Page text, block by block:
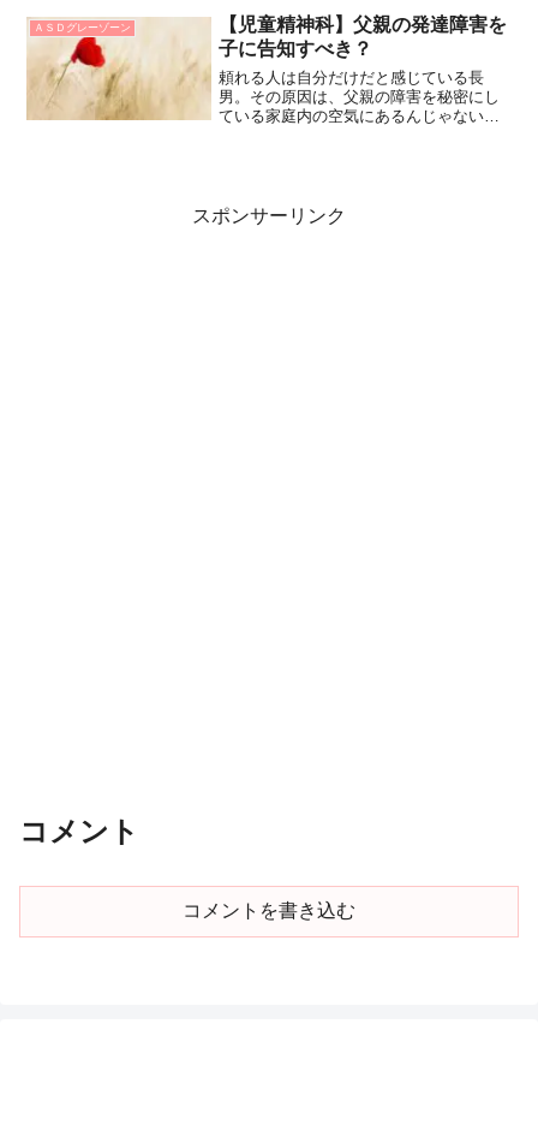
ＡＳＤグレーゾーン
【児童精神科】父親の発達障害を
子に告知すべき？
頼れる人は自分だけだと感じている長
男。その原因は、父親の障害を秘密にし
ている家庭内の空気にあるんじゃないか
スポンサーリンク
コメント
コメントを書き込む